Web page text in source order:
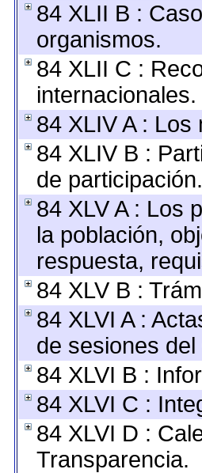
84 XLII B :
organismos.
84 XLII C :
internacionales.
84 XLIV A :
84 XLIV B :
de participación.
84 XLV A : Los
la población,
respuesta,
84 XLV B :
84 XLVI A :
de sesiones
84 XLVI B :
84 XLVI C :
84 XLVI D :
Transparencia.